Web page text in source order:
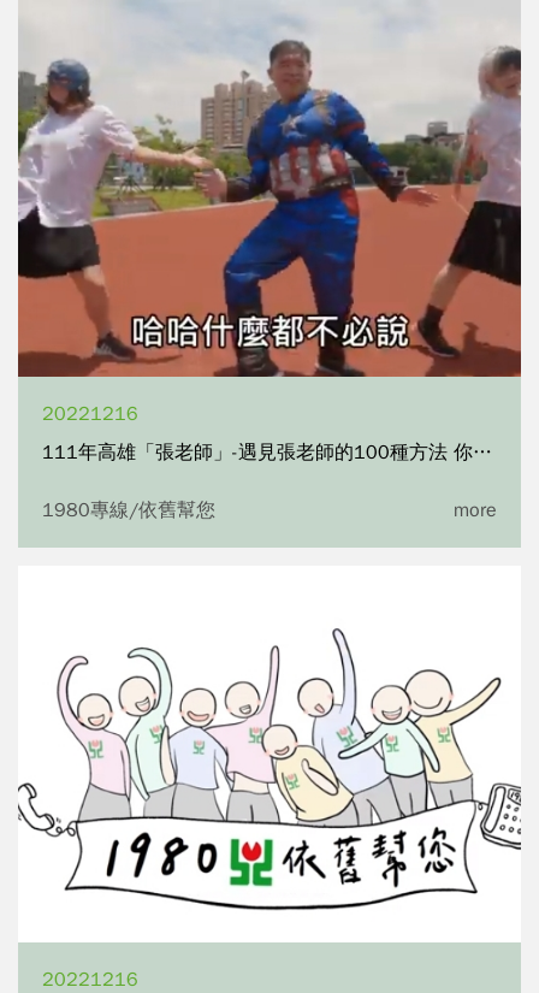
20221216
111年高雄「張老師」-遇見張老師的100種方法 你以為的貼心篇EP01
1980專線/依舊幫您
20221216